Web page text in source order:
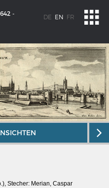
-
DE EN FR
Stecher: Merian, Caspar